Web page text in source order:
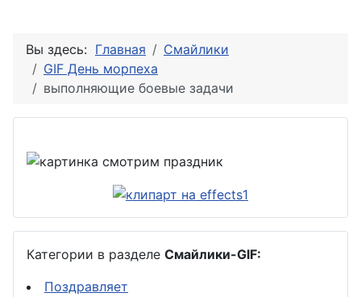
Вы здесь: Главная
Смайлики
GIF День морпеха
выполняющие боевые задачи
Категории в разделе Смайлики-GIF:
Поздравляет